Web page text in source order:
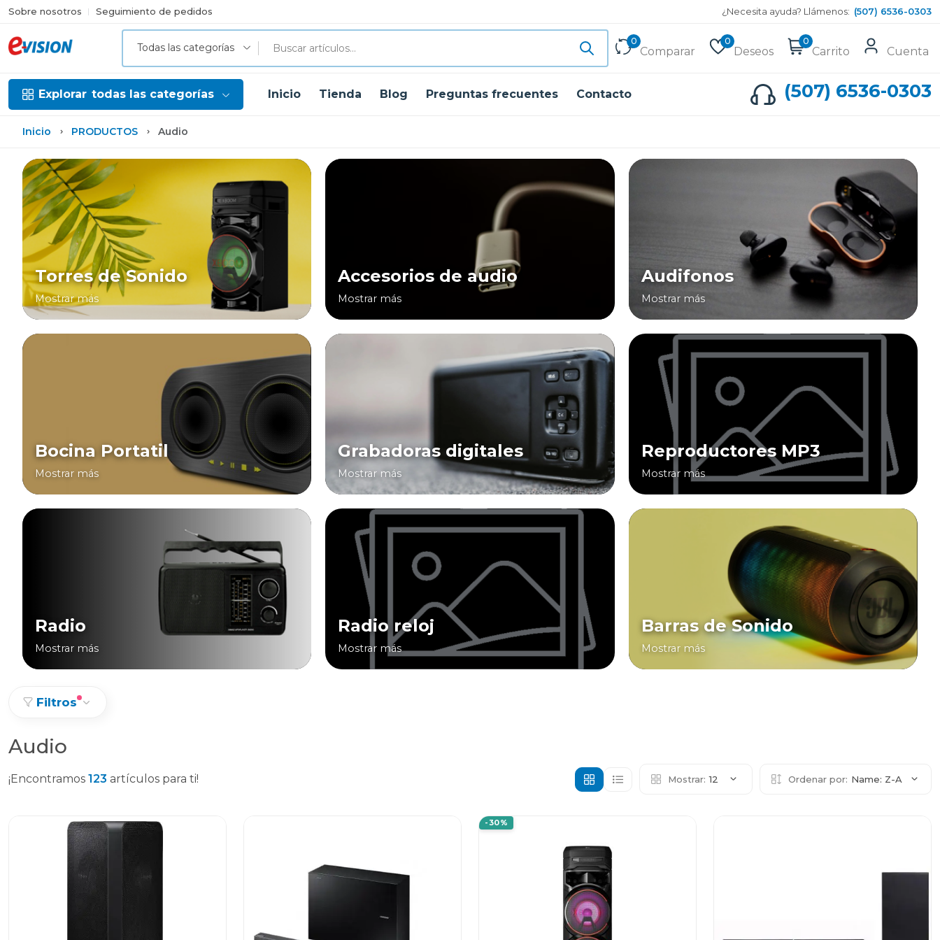
Sobre nosotros Seguimiento de pedidos ¿Necesita ayuda? Llámenos: (507) 6536-0303
Todas las categorías
0
Comparar
0
Deseos
0
Carrito Cuenta
Explorar todas las categorías Inicio Tienda Blog Preguntas frecuentes Contacto (507) 6536-0303
Inicio PRODUCTOS Audio
Torres de Sonido
Mostrar más
Accesorios de audio
Mostrar más
Audifonos
Mostrar más
Bocina Portatil
Mostrar más
Grabadoras digitales
Mostrar más
Reproductores MP3
Mostrar más
Radio
Mostrar más
Radio reloj
Mostrar más
Barras de Sonido
Mostrar más
Filtros
Audio
¡Encontramos 123 artículos para ti! Mostrar: 12 Ordenar por: Name: Z-A
-30%